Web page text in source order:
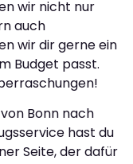
wir nicht nur
auch
wir dir gerne ein
Budget passt.
von Bonn nach
hast du
Seite, der dafür